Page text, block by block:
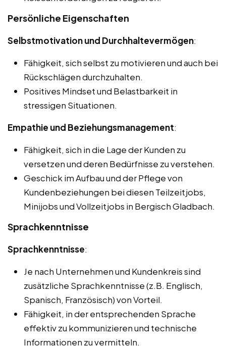
Persönliche Eigenschaften
Selbstmotivation und Durchhaltevermögen:
Fähigkeit, sich selbst zu motivieren und auch bei
Rückschlägen durchzuhalten.
Positives Mindset und Belastbarkeit in
stressigen Situationen.
Empathie und Beziehungsmanagement:
Fähigkeit, sich in die Lage der Kunden zu
versetzen und deren Bedürfnisse zu verstehen.
Geschick im Aufbau und der Pflege von
Kundenbeziehungen bei diesen Teilzeitjobs,
Minijobs und Vollzeitjobs in Bergisch Gladbach.
Sprachkenntnisse
Sprachkenntnisse:
Je nach Unternehmen und Kundenkreis sind
zusätzliche Sprachkenntnisse (z.B. Englisch,
Spanisch, Französisch) von Vorteil.
Fähigkeit, in der entsprechenden Sprache
effektiv zu kommunizieren und technische
Informationen zu vermitteln.